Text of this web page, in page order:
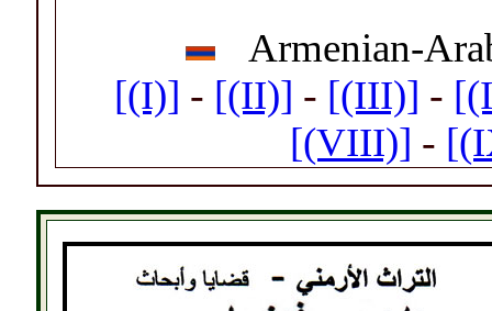
Armenian-
[(I)] - [(II)] - [(III)] -
[(VIII)] -